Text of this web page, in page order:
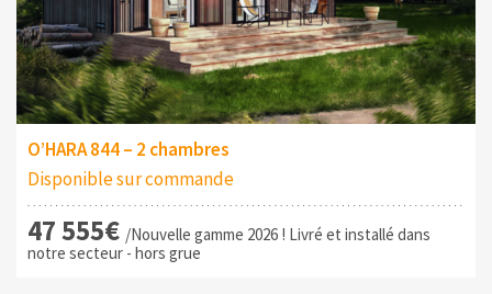
O’HARA 844 – 2 chambres
Disponible sur commande
47 555€ /Nouvelle gamme 2026 ! Livré et installé dans
notre secteur - hors grue